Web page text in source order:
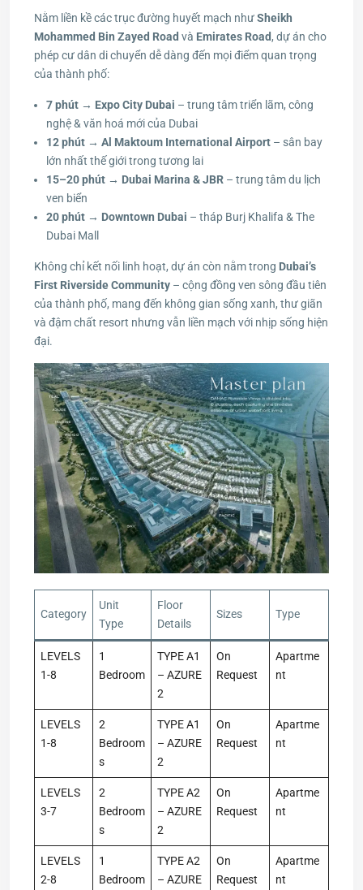
Nằm liền kề các trục đường huyết mạch nhưSheikh
Mohammed Bin Zayed Road và Emirates Road, dự án cho
phép cư dân di chuyển dễ dàng đến mọi điểm quan trọng
của thành phố:
7 phút → Expo City Dubai – trung tâm triển lãm, công
nghệ & văn hoá mới của Dubai
12 phút → Al Maktoum International Airport – sân bay
lớn nhất thế giới trong tương lai
15–20 phút → Dubai Marina & JBR – trung tâm du lịch
ven biển
20 phút → Downtown Dubai – tháp Burj Khalifa & The
Dubai Mall
Không chỉ kết nối linh hoạt, dự án còn nằm trong Dubai’s
First Riverside Community – cộng đồng ven sông đầu tiên
của thành phố, mang đến không gian sống xanh, thư giãn
và đậm chất resort nhưng vẫn liền mạch với nhịp sống hiện
đại.
Category
Unit
Type
Floor
Details
Sizes Type
LEVELS
1-8
1
Bedroom
TYPE A1
– AZURE
2
On
Request
Apartme
nt
LEVELS
1-8
2
Bedroom
s
TYPE A1
– AZURE
2
On
Request
Apartme
nt
LEVELS
3-7
2
Bedroom
s
TYPE A2
– AZURE
2
On
Request
Apartme
nt
LEVELS
2-8
1
Bedroom
TYPE A2
– AZURE
On
Request
Apartme
nt